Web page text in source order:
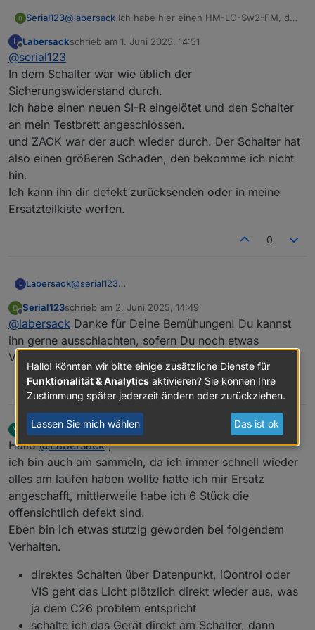
HM-LC-
Funk-Schaltaktor
Unterputzmontage
? ?
2
HM-LC-
Sw2-PB-
FM
Funk-Schaltaktor
2fach,
Unterputzmontage
F
Sw4-DR
Hutschiene
0
0
F
K
HM-LC-
2-PBU-
FM
evtl.
weitere
Anzahl 1-99
Preis pro
Keine €
Versand
Versand hin und
zurück auf eure
Kosten
Schaltplan gesucht: Schalter, an denen ich erst
wieder Kondensatoren austauschen werde,
nachdem ich einen Schaltplan gefunden habe:
HM-LC-
Homematic 1-Kanal-
HM-LC-
Homematic Unterputzschalter, 1fach
Serial123@labersack Ich habe hier einen HM-LC-Sw2-FM, der
(kein LED Signal nach Strom). Siehst du hier Chancen
für eine Wiederbelebung? Dann würde ich ihn
begleitet von einer Gummibärchenstaffel auf den
Weg bringen...
Besten Dank und Gruß,
Serial123
L
Offline
Labersackschrieb am 1. Juni 2025, 14:51
zuletzt editiert von
@serial123
In dem Schalter war wie üblich der
Sicherungswiderstand durch.
Ich habe einen neuen SI-R eingelötet und den Schalter
an mein Testbrett angeschlossen.
und ZACK war der auch wieder durch. Der Schalter hat
also einen größeren Schaden, den bekomme ich nicht
hin.
Ich kann ihn dir defekt zurücksenden oder in meine
Ersatzteilkiste werfen.
0
L Labersack@serial123
Sicherungswiderstand durch.
Ich habe einen neuen SI-R eingelötet und den
Schalter an mein Testbrett angeschlossen.
und ZACK war der auch wieder durch. Der Schalter
hat also einen größeren Schaden, den bekomme ich
nicht hin.
Ich kann ihn dir defekt zurücksenden oder in meine
Ersatzteilkiste werfen.
Offline
Serial123schrieb am 2. Juni 2025, 14:49
zuletzt editiert von
@labersack Danke für Deine Bemühungen! Du kannst
ihn gerne ausschlachten, sofern Du noch etwas
Verwertbares findest.
1
M mike2712 schrieb am9. Juni 2025, 08:24
zuletzt editiert von
Hallo@Labersack,
ich bin auch am sammeln, da ich immer schnell wieder
alles am laufen haben wollte hatte ich mir Ersatz
angeschafft, mittlerweile habe ich 6 Stück die
offensichtlich defekt sind.
Eben bin ich etwas stutzig geworden bei folgendem
Verhalten.
direktes Schalten über Datenpunkt, iQontrol oder
VIS geht das Licht plötzlich direkt wieder aus, was
ja dem C26 problem entspricht
schalte ich das Gerät direkt am Schalter, dann
Hallo! Könnten wir bitte einige zusätzliche Dienste für
Funktionalität & Analytics aktivieren? Sie können Ihre
Zustimmung später jederzeit ändern oder zurückziehen.
Lassen Sie mich wählen Das ist ok